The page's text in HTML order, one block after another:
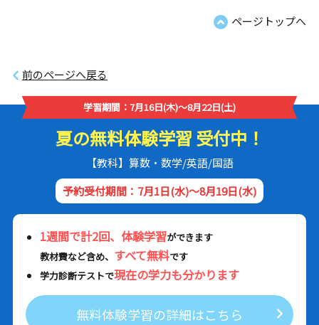
ページトップへ
前のページへ戻る
学習期間：7月16日(木)～8月22日(土)
夏の無料体験学習 受付中！
【教科】算数・数学/英語/国語
予約受付期間：7月1日(水)～8月19日(水)
1週間で計2回、体験学習ができます
教材費など含め、 すべて無料です
学力診断テストで現在の学力も分かります
無料体験学習の詳細はこちら